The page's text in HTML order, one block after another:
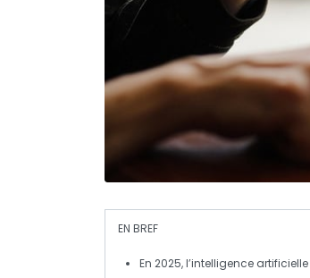
EN BREF
En 2025, l’intelligence artificielle